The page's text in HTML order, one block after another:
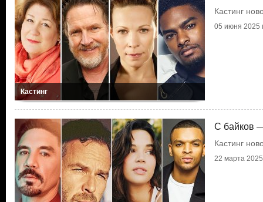
Кастинг
Кастинг
05 июня 2025
С байков
Кастинг
22 марта 2025